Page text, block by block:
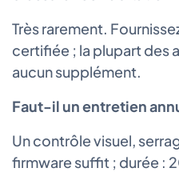
Très rarement.
certifiée ; la plupart des
aucun supplément.
Faut-il un entretien
Un contrôle visuel,
firmware suffit ; durée :